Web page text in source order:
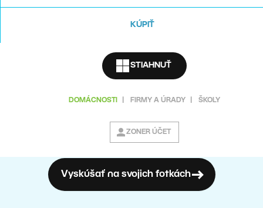
KÚPIŤ
STIAHNUŤ
DOMÁCNOSTI FIRMY A ÚRADY ŠKOLY
ZONER ÚČET
Vyskúšať na svojich fotkách